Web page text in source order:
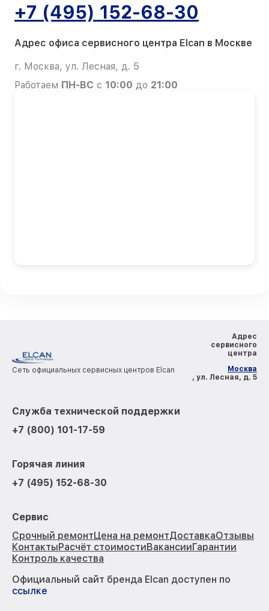
+7 (495) 152-68-30
Адрес офиса сервисного центра Elcan в Москве
г. Москва, ул. Лесная, д. 5
Работаем ПН-ВС с 10:00 до 21:00
Сеть официальных сервисных центров Elcan
Адрес
сервисного
центра
Москва
, ул. Лесная, д. 5
Служба технической поддержки
+7 (800) 101-17-59
Горячая линия
+7 (495) 152-68-30
Сервис
Срочный ремонтЦена на ремонтДоставкаОтзывы
КонтактыРасчёт стоимостиВакансииГарантии
Контроль качества
Официальный сайт бренда Elcan доступен по
ссылке